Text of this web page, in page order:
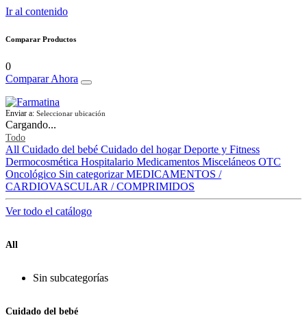
Ir al contenido
Comparar Productos
0
Comparar Ahora
Enviar a: Seleccionar ubicación
Cargando...
Todo
All Cuidado del bebé Cuidado del hogar Deporte y Fitness
Dermocosmética Hospitalario Medicamentos Misceláneos OTC
Oncológico Sin categorizar MEDICAMENTOS /
CARDIOVASCULAR / COMPRIMIDOS
Ver todo el catálogo
All
Sin subcategorías
Cuidado del bebé